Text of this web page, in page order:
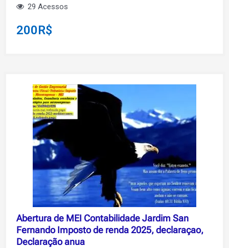
29 Acessos
200R$
Abertura de MEI Contabilidade Jardim San
Fernando Imposto de renda 2025, declaraçao,
Declaração anua